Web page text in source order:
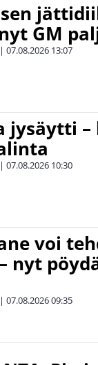
GM
| 07.08.2026 13:07
jysäytti
| 07.08.2026 10:30
voi
nyt
| 07.08.202609:35